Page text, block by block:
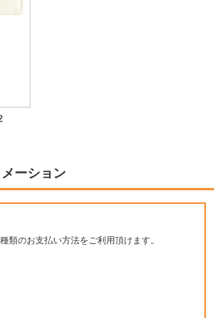
ーション
類のお支払い方法をご利用頂けます。